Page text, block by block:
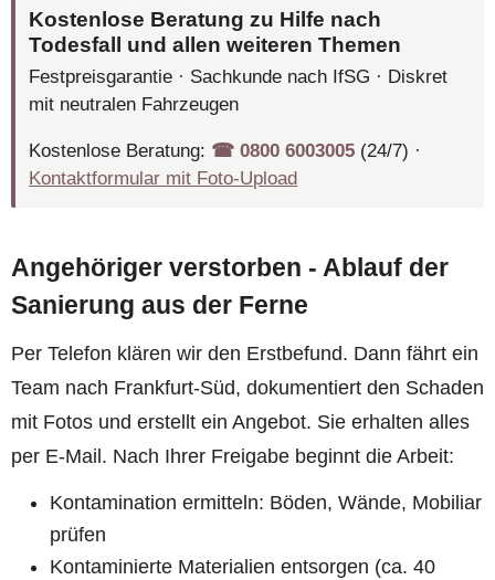
Kostenlose Beratung zu Hilfe nach
Todesfall und allen weiteren Themen
Festpreisgarantie · Sachkunde nach IfSG · Diskret
mit neutralen Fahrzeugen
Kostenlose Beratung: ☎︎ 0800 6003005 (24/7) ·
Kontaktformular mit Foto-Upload
Angehöriger verstorben - Ablauf der
Sanierung aus der Ferne
Per Telefon klären wir den Erstbefund. Dann fährt ein
Team nach Frankfurt-Süd, dokumentiert den Schaden
mit Fotos und erstellt ein Angebot. Sie erhalten alles
per E-Mail. Nach Ihrer Freigabe beginnt die Arbeit:
Kontamination ermitteln: Böden, Wände, Mobiliar
prüfen
Kontaminierte Materialien entsorgen (ca. 40